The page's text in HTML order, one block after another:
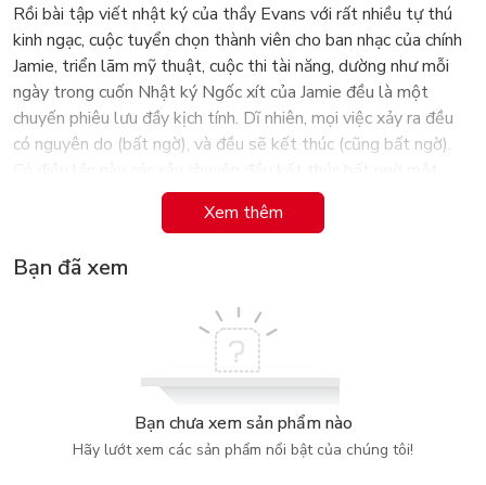
Rồi bài tập viết nhật ký của thầy Evans với rất nhiều tự thú
kinh ngạc, cuộc tuyển chọn thành viên cho ban nhạc của chính
Jamie, triển lãm mỹ thuật, cuộc thi tài năng, dường như mỗi
ngày trong cuốn Nhật ký Ngốc xít của Jamie đều là một
chuyến phiêu lưu đầy kịch tính. Dĩ nhiên, mọi việc xảy ra đều
có nguyên do (bất ngờ), và đều sẽ kết thúc (cũng bất ngờ).
cách xúc động, theo đúng kiểu sẽ khiến tất cả những kẻ lén
lút đọc trộm nhật ký của cô bé cười phá lên rồi cười mỉm mà
Xem thêm
Bạn đã xem
Bạn chưa xem sản phẩm nào
Hãy lướt xem các sản phẩm nổi bật của chúng tôi!